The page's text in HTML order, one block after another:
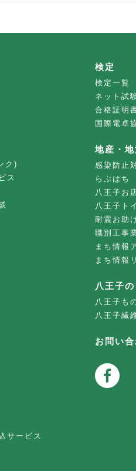
ク)
ス
サービス
検定
検定一覧
ネット試
合格証明
国際電卓
地産・
感染防止
らぶはち
八王子お
八王子ト
耐震お助
職別工事
まち情報
まち情報
八王子
八王子も
八王子繊
お問い